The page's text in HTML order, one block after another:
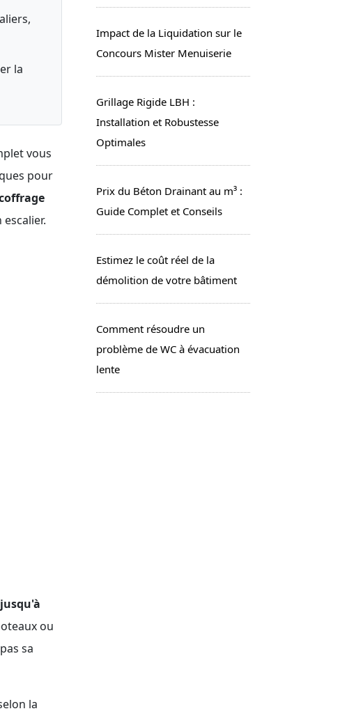
la
vous
pour
ou
sa
la
Impact de la Liquidation sur le
Concours Mister Menuiserie
Grillage Rigide LBH :
Installation et Robustesse
Optimales
Prix du Béton Drainant au m³ :
Guide Complet et Conseils
Estimez le coût réel de la
démolition de votre bâtiment
Comment résoudre un
problème de WC à évacuation
lente